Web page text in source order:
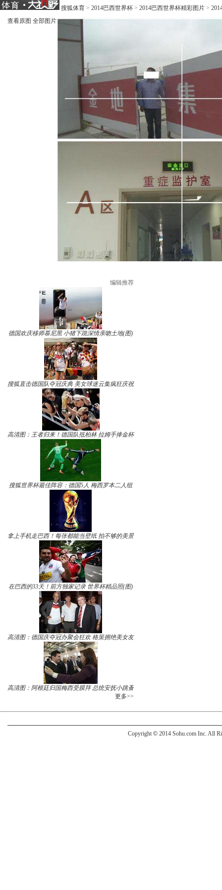
搜狐体育 > 2014巴西世界杯 > 2014巴西世界杯精彩图片 >
查看原图 全部图片
编辑推荐
德国欢庆移师慕尼黑 小猪下跪深情亲吻土地(图)
搜狐直击德国队夺冠庆典 美女球迷云集疯狂庆祝
高清图：王者归来！德国队抵柏林 拉姆手捧金杯
搜狐世界杯最佳阵容：德国5人 梅西罗本二人组
拿上手机走巴西！每张都能当壁纸 拍不够的美景
在巴西的33天！前方独家记录 世界杯精品照(图)
高清图：德国庆夺冠办聚会狂欢 格策拥绝美女友
高清图：阿根廷归国梅西受膜拜 总统安抚小跳蚤
更多>>
Copyright © 2014 Sohu.com Inc. All